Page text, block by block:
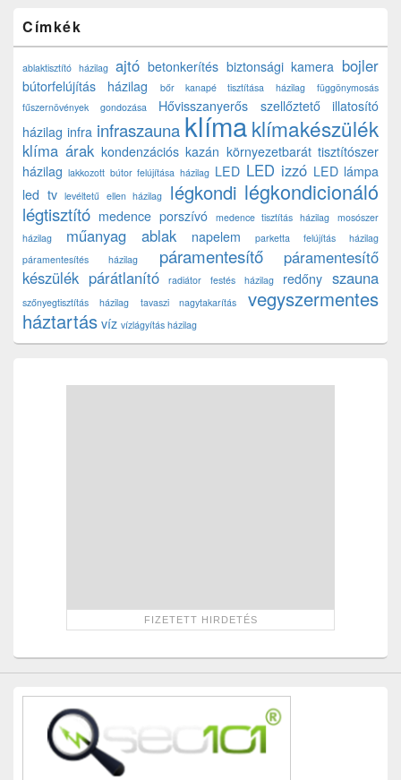
Címkék
ablaktisztító házilag ajtó betonkerítés biztonsági kamera bojler
bútorfelújítás házilag bőr kanapé tisztítása házilag
függönymosás
fűszernövények gondozása
Hővisszanyerős szellőztető
illatosító
házilag infra infraszauna klímaklímakészülék
klíma árak kondenzációs kazán környezetbarát tisztítószer
házilag lakkozott bútor felújítása házilag LED LED izzó LED lámpa
led tv levéltetű ellen házilag légkondi légkondicionáló
légtisztító medence porszívó medence tisztítás házilag
mosószer
házilag
műanyag ablak napelem
parketta felújítás házilag
páramentesítés házilag
páramentesítő
páramentesítő
készülék párátlanító radiátor festés házilag redőny szauna
szőnyegtisztítás házilag tavaszi nagytakarítás
vegyszermentes
háztartás víz vízlágyítás házilag